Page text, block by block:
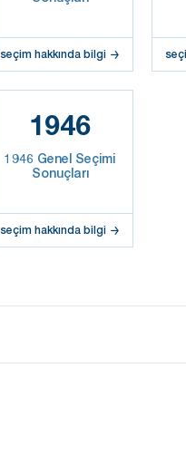
seçim hakkında bilgi
1946
1946 Genel Seçimi
Sonuçları
seçim hakkında bilgi